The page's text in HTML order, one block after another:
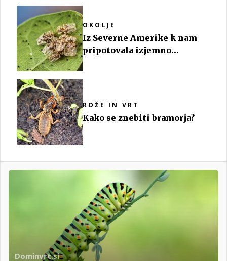
OKOLJE
Iz Severne Amerike k nam
pripotovala izjemno
ROŽE IN VRT
Kako se znebiti bramorja?
Dominvrt.si